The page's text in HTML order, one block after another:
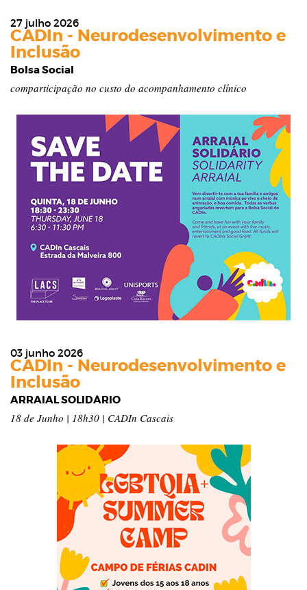
27 julho 2026
CADIn - Neurodesenvolvimento e
Inclusão
Bolsa Social
comparticipação no custo do acompanhamento clínico
03 junho 2026
CADIn - Neurodesenvolvimento e
Inclusão
ARRAIAL SOLIDÁRIO
18 de Junho | 18h30 | CADIn Cascais